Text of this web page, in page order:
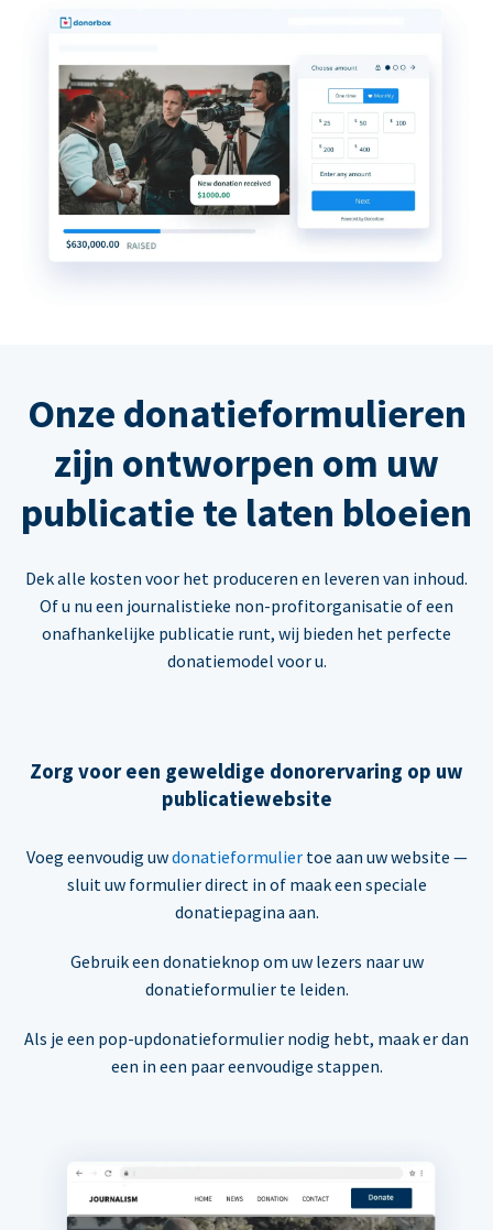
Onze donatieformulieren
zijn ontworpen om uw
publicatie te laten bloeien
Dek alle kosten voor het produceren en leveren van inhoud.
Of u nu een journalistieke non-profitorganisatie of een
onafhankelijke publicatie runt, wij bieden het perfecte
donatiemodel voor u.
Zorg voor een geweldige donorervaring op uw
publicatiewebsite
Voeg eenvoudig uwdonatieformuliertoe aan uw website —
sluit uw formulier direct in of maak een speciale
donatiepagina aan.
Gebruik een donatieknop om uw lezers naar uw
donatieformulier te leiden.
Als je een pop-updonatieformulier nodig hebt, maak er dan
een in een paar eenvoudige stappen.